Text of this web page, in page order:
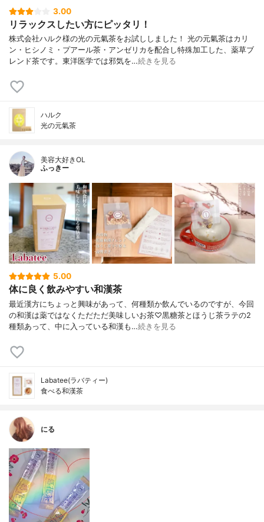
3.00
リラックスしたい方にピッタリ！
株式会社ハルク様の光の元氣茶をお試ししました！ 光の元氣茶はカリ
ン・ヒシノミ・プアール茶・アンゼリカを配合し特殊加工した、薬草ブ
レンド茶です。東洋医学では邪気を…続きを見る
ハルク
光の元氣茶
美容大好きOL
ふっきー
5.00
体に良く飲みやすい和漢茶
最近漢方にちょっと興味があって、何種類か飲んでいるのですが、今回
の和漢は薬ではなくただただ美味しいお茶♡黒糖茶とほうじ茶ラテの2
種類あって、中に入っている和漢も…続きを見る
Labatee(ラバティー)
食べる和漢茶
にる